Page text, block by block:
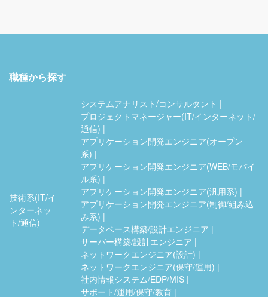
職種から探す
技術系(IT/イ
ンターネッ
ト/通信)
システムアナリスト/コンサルタント
プロジェクトマネージャー(IT/インターネット/
通信)
アプリケーション開発エンジニア(オープン
系)
アプリケーション開発エンジニア(WEB/モバイ
ル系)
アプリケーション開発エンジニア(汎用系)
アプリケーション開発エンジニア(制御/組み込
み系)
データベース構築/設計エンジニア
サーバー構築/設計エンジニア
ネットワークエンジニア(設計)
ネットワークエンジニア(保守/運用)
社内情報システム/EDP/MIS
サポート/運用/保守/教育